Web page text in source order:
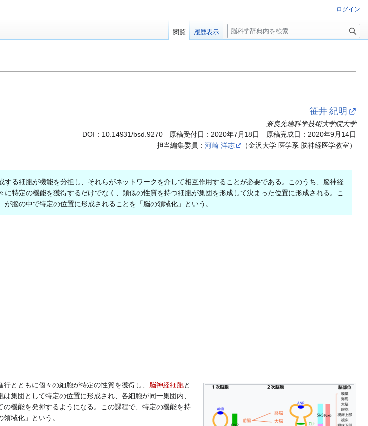
笹井 紀明
奈良先端科学技術大学院大学
DOI： 10.14931/bsd.9270 原稿受付日：2020年7月18日 原稿完成日：2020年9月14日
担当編集委員： 河崎 洋志
（金沢大学 医学系 脳神経医学教室）
る細胞が機能を分担し、それらがネットワークを介して相互作用することが必要である。このうち、脳神経
特定の機能を獲得するだけでなく、類似の性質を持つ細胞が集団を形成して決まった位置に形成される。こ
脳の中で特定の位置に形成されることを「脳の領域化」という。
とともに個々の細胞が特定の性質を獲得し、 脳神経細胞と
集団として特定の位置に形成され、各細胞が同一集団内、
の機能を発揮するようになる。この課程で、特定の機能を持
域化」という。
ログイン
閲覧 履歴表示
検
索